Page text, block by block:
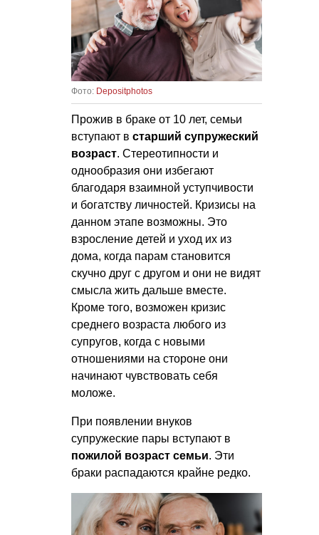
Фото: Depositphotos
Прожив в браке от 10 лет, семьи
вступают в старший супружеский
возраст. Стереотипности и
однообразия они избегают
благодаря взаимной уступчивости
и богатству личностей. Кризисы на
данном этапе возможны. Это
взросление детей и уход их из
дома, когда парам становится
скучно друг с другом и они не видят
смысла жить дальше вместе.
Кроме того, возможен кризис
среднего возраста любого из
супругов, когда с новыми
отношениями на стороне они
начинают чувствовать себя
моложе.
При появлении внуков
супружеские пары вступают в
пожилой возраст семьи. Эти
браки распадаются крайне редко.